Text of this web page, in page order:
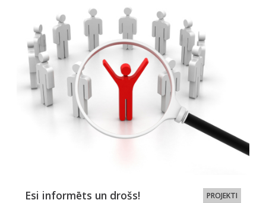
PROJEKTI
Esi informēts un drošs!